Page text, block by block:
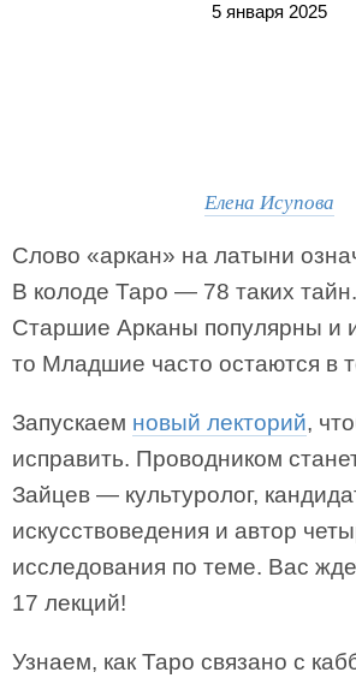
5 января 2025
Елена Исупова
Слово «аркан» на латыни
В колоде Таро — 78 таких
Старшие Арканы популярны и
то Младшие часто остаются в
Запускаем новый лекторий,
исправить. Проводником
Зайцев — культуролог,
искусствоведения и автор
исследования по теме. Вас
17 лекций!
Узнаем, как Таро связано с